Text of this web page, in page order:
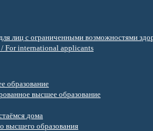
лиц с ограниченными возможностями
For international applicants
образование
высшее образование
дома
высшего образования